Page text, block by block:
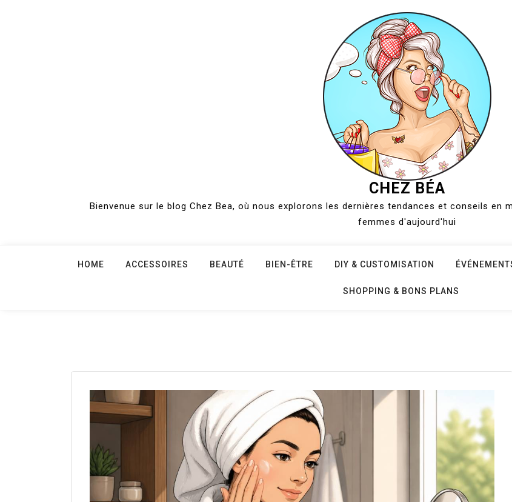
CHEZ BÉA
Bienvenue sur le blog Chez Bea, où nous explorons les dernières tendances et conseils en
femmes d'aujourd'hui
HOME ACCESSOIRES BEAUTÉ BIEN-ÊTRE DIY & CUSTOMISATION
SHOPPING & BONS PLANS